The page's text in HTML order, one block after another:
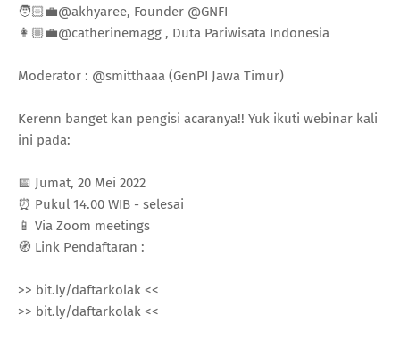
🧑🏻‍💼@akhyaree, Founder @GNFI
👩🏼‍💼@catherinemagg , Duta Pariwisata Indonesia
Moderator : @smitthaaa (GenPI Jawa Timur)
Kerenn banget kan pengisi acaranya!! Yuk ikuti webinar kali
ini pada:
📅 Jumat, 20 Mei 2022
⏰ Pukul 14.00 WIB - selesai
📱 Via Zoom meetings
🧭 Link Pendaftaran :
>> bit.ly/daftarkolak <<
>> bit.ly/daftarkolak <<